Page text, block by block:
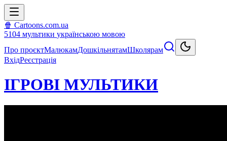
🍿 Cartoons.com.ua
5104 мультики українською мовою
Про проєктМалюкамДошкільнятамШколярам
ВхідРеєстрація
ІГРОВІ МУЛЬТИКИ